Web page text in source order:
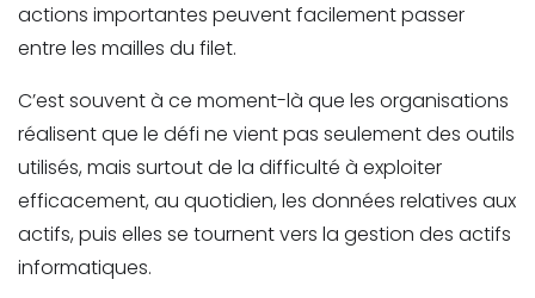
actions importantes peuvent facilement passer
entre les mailles du filet.
C’est souvent à ce moment-là que les organisations
réalisent que le défi ne vient pas seulement des outils
utilisés, mais surtout de la difficulté à exploiter
efficacement, au quotidien, les données relatives aux
actifs, puis elles se tournent vers la gestion des actifs
informatiques.